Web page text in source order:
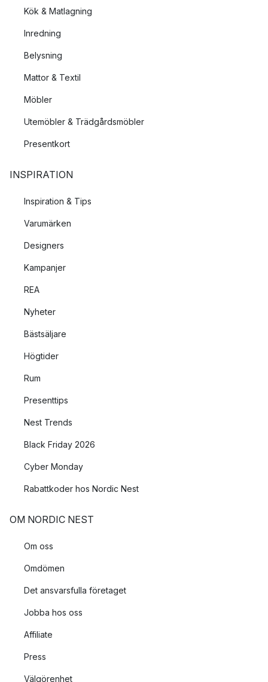
Kök & Matlagning
Inredning
Belysning
Mattor & Textil
Möbler
Utemöbler & Trädgårdsmöbler
Presentkort
INSPIRATION
Inspiration & Tips
Varumärken
Designers
Kampanjer
REA
Nyheter
Bästsäljare
Högtider
Rum
Presenttips
Nest Trends
Black Friday 2026
Cyber Monday
Rabattkoder hos Nordic Nest
OM NORDIC NEST
Om oss
Omdömen
Det ansvarsfulla företaget
Jobba hos oss
Affiliate
Press
Välgörenhet